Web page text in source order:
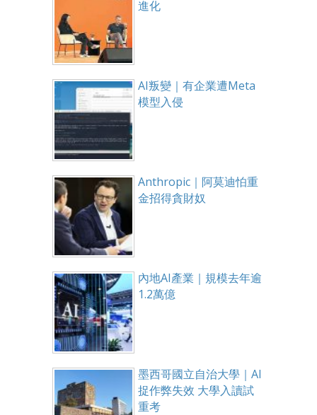
進化
AI叛變｜有企業遭Meta
模型入侵
Anthropic｜阿莫迪怕重
金招得貪財奴
內地AI產業｜規模去年逾
1.2萬億
墨西哥國立自治大學｜AI
捉作弊失效 大學入讀試
重考